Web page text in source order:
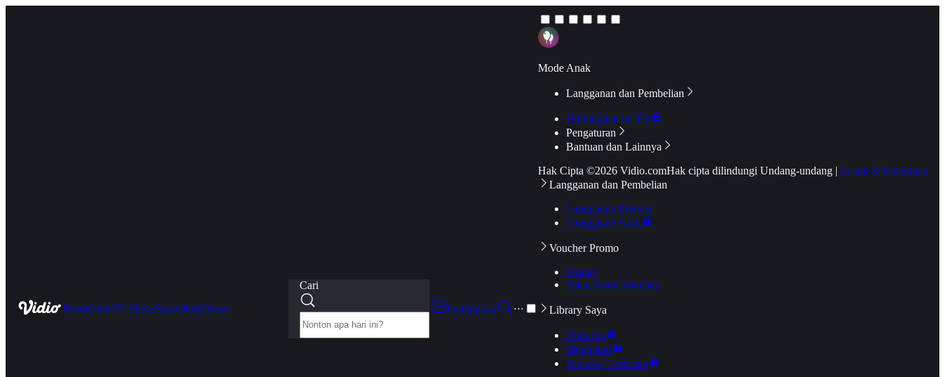
HomeLiveTV ShowSportsKidsNews
Cari
Langganan
···
Mode Anak
Langganan dan Pembelian
Hubungkan ke TV
Pengaturan
Bantuan dan Lainnya
Hak Cipta ©2026 Vidio.comHak cipta dilindungi Undang-undang | Syarat & Ketentuan
Langganan dan Pembelian
Langganan Premier
Langganan Aktif
Voucher Promo
Promo
Pakai Kode Voucher
Library Saya
Daftarku
Mengikuti
Riwayat Tontonan